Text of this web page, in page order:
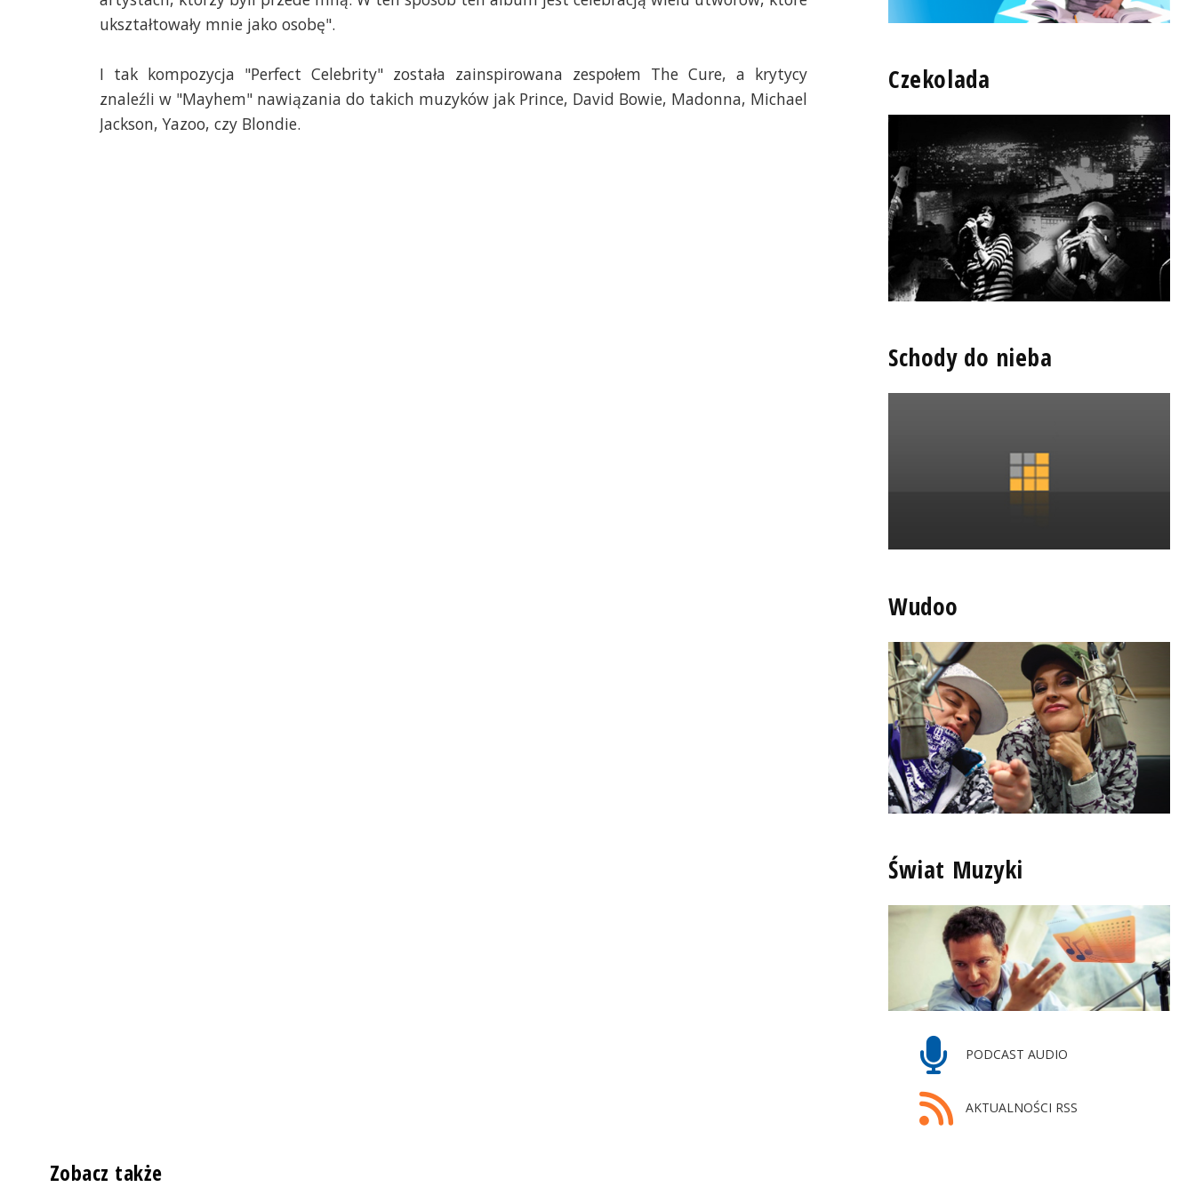
ukształtowały mnie jako osobę".
I tak kompozycja "Perfect Celebrity" została zainspirowana zespołem The Cure, a krytycy
znaleźli w "Mayhem" nawiązania do takich muzyków jak Prince, David Bowie, Madonna, Michael
Jackson, Yazoo, czy Blondie.
Czekolada
Schody do nieba
Wudoo
Świat Muzyki
PODCAST AUDIO
AKTUALNOŚCI RSS
Zobacz także